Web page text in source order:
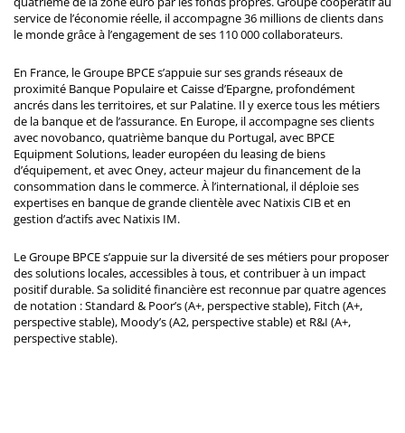
service de l’économie réelle, il accompagne 36 millions de clients dans
le monde grâce à l’engagement de ses 110 000 collaborateurs.
En France, le Groupe BPCE s’appuie sur ses grands réseaux de
proximité Banque Populaire et Caisse d’Epargne, profondément
ancrés dans les territoires, et sur Palatine. Il y exerce tous les métiers
de la banque et de l’assurance. En Europe, il accompagne ses clients
avec novobanco, quatrième banque du Portugal, avec BPCE
Equipment Solutions, leader européen du leasing de biens
d’équipement, et avec Oney, acteur majeur du financement de la
consommation dans le commerce. À l’international, il déploie ses
expertises en banque de grande clientèle avec Natixis CIB et en
gestion d’actifs avec Natixis IM.
Le Groupe BPCE s’appuie sur la diversité de ses métiers pour proposer
des solutions locales, accessibles à tous, et contribuer à un impact
positif durable. Sa solidité financière est reconnue par quatre agences
de notation : Standard & Poor’s (A+, perspective stable), Fitch (A+,
perspective stable), Moody’s (A2, perspective stable) et R&I (A+,
perspective stable).